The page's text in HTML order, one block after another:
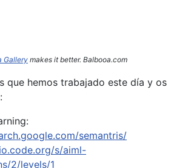
Gallery makes it better. Balbooa.com
que hemos trabajado este día y os
semantris/
s/aiml-
2/levels/1